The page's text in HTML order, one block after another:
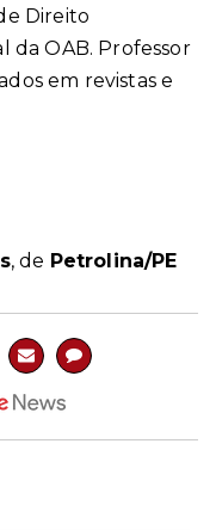
Direito
da OAB. Professor
em revistas e
, de Petrolina/PE